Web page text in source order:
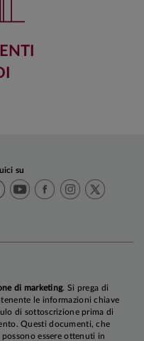
su
di marketing. Si prega di
le informazioni chiave
di sottoscrizione prima di
Questi documenti, che
essere ottenuti in